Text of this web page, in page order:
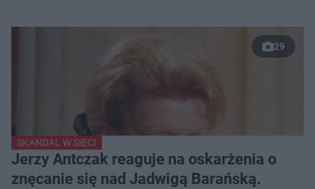
29
SKANDAL W SIECI
Jerzy Antczak reaguje na oskarżenia o
znęcanie się nad Jadwigą Barańską.